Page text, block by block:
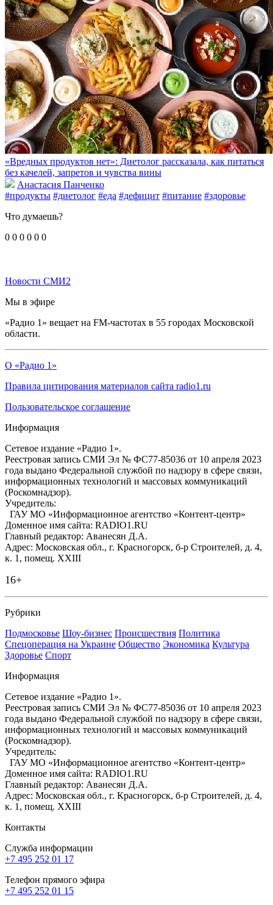
«Вредных продуктов нет»: Диетолог рассказала, как питаться
без качелей, запретов и чувства вины
Анастасия Панченко
#продукты #диетолог #еда #дефицит #питание #здоровье
Что думаешь?
0 0 0 0 0 0
Новости СМИ2
Мы в эфире
«Радио 1» вещает на FM-частотах в 55 городах Московской
области.
О «Радио 1»
Правила цитирования материалов сайта radio1.ru
Пользовательское соглашение
Информация
Сетевое издание «Радио 1».
Реестровая запись СМИ Эл № ФС77-85036 от 10 апреля 2023
года выдано Федеральной службой по надзору в сфере связи,
информационных технологий и массовых коммуникаций
(Роскомнадзор).
Учредитель:
ГАУ МО «Информационное агентство «Контент-центр»
Доменное имя сайта: RADIO1.RU
Главный редактор: Аванесян Д.А.
Адрес: Московская обл., г. Красногорск, б-р Строителей, д. 4,
к. 1, помещ. XXIII
16+
Рубрики
Подмосковье Шоу-бизнес Происшествия Политика
Спецоперация на Украине Общество Экономика Культура
Здоровье Спорт
Информация
Сетевое издание «Радио 1».
Реестровая запись СМИ Эл № ФС77-85036 от 10 апреля 2023
года выдано Федеральной службой по надзору в сфере связи,
информационных технологий и массовых коммуникаций
(Роскомнадзор).
Учредитель:
ГАУ МО «Информационное агентство «Контент-центр»
Доменное имя сайта: RADIO1.RU
Главный редактор: Аванесян Д.А.
Адрес: Московская обл., г. Красногорск, б-р Строителей, д. 4,
к. 1, помещ. XXIII
Контакты
Служба информации
+7 495 252 01 17
Телефон прямого эфира
+7 495 252 01 15